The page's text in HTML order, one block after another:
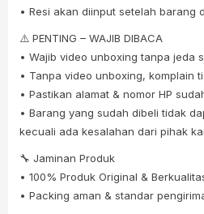
• Resi akan diinput setelah barang
⚠️ PENTING – WAJIB DIBACA
• Wajib video unboxing tanpa jeda
• Tanpa video unboxing, komplain
• Pastikan alamat & nomor HP
• Barang yang sudah dibeli tidak
kecuali ada kesalahan dari pihak
🔧 Jaminan Produk
• 100% Produk Original &
• Packing aman & standar